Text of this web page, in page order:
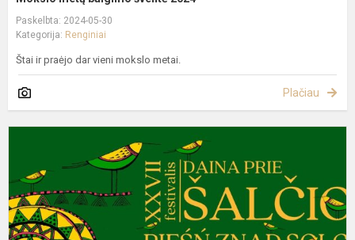
Paskelbta: 2024-05-30
Kategorija: Renginiai
Štai ir praėjo dar vieni mokslo metai.
Plačiau